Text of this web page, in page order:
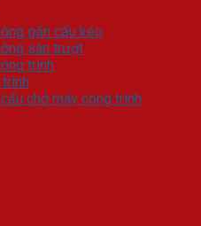
gắn cẩu kéo
sàn trượt
trình
chở máy công trình